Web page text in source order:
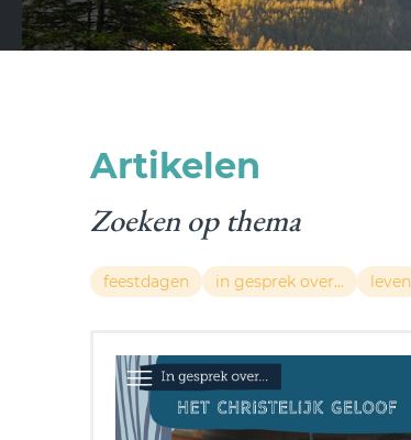
Artikelen
Zoeken op thema
feestdagen in gesprek over... leven